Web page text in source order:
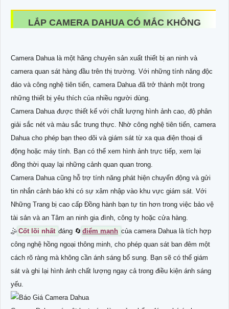
LẮP CAMERA DAHUA CÓ MẮC KHÔNG
Camera Dahua là một hãng chuyên sản xuất thiết bị an ninh và
camera quan sát hàng đầu trên thị trường. Với những tính năng độc
đáo và công nghệ tiên tiến, camera Dahua đã trở thành một trong
những thiết bị yêu thích của nhiều người dùng.
Camera Dahua được thiết kế với chất lượng hình ảnh cao, độ phân
giải sắc nét và màu sắc trung thực. Nhờ công nghệ tiên tiến, camera
Dahua cho phép bạn theo dõi và giám sát từ xa qua điện thoại di
động hoặc máy tính. Bạn có thể xem hình ảnh trực tiếp, xem lại
đồng thời quay lại những cảnh quan quan trong.
Camera Dahua cũng hỗ trợ tính năng phát hiện chuyển động và gửi
tin nhắn cảnh báo khi có sự xâm nhập vào khu vực giám sát. Với
Những Trang bị cao cấp Đồng hành bạn tự tin hơn trong việc bảo vệ
tài sản và an Tâm an ninh gia đình, công ty hoặc cửa hàng.
🤹 Cốt lõi nhất đáng 🔄 điểm mạnh của camera Dahua là tích hợp
công nghệ hồng ngoại thông minh, cho phép quan sát ban đêm một
cách rõ ràng mà không cần ánh sáng bổ sung. Bạn sẽ có thể giám
sát và ghi lại hình ảnh chất lượng ngay cả trong điều kiện ánh sáng
yếu.